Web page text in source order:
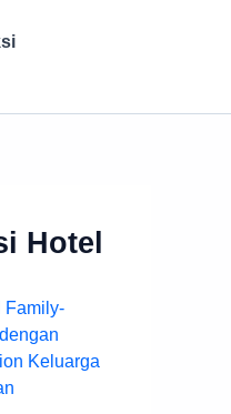
Hotel
Family-
Keluarga